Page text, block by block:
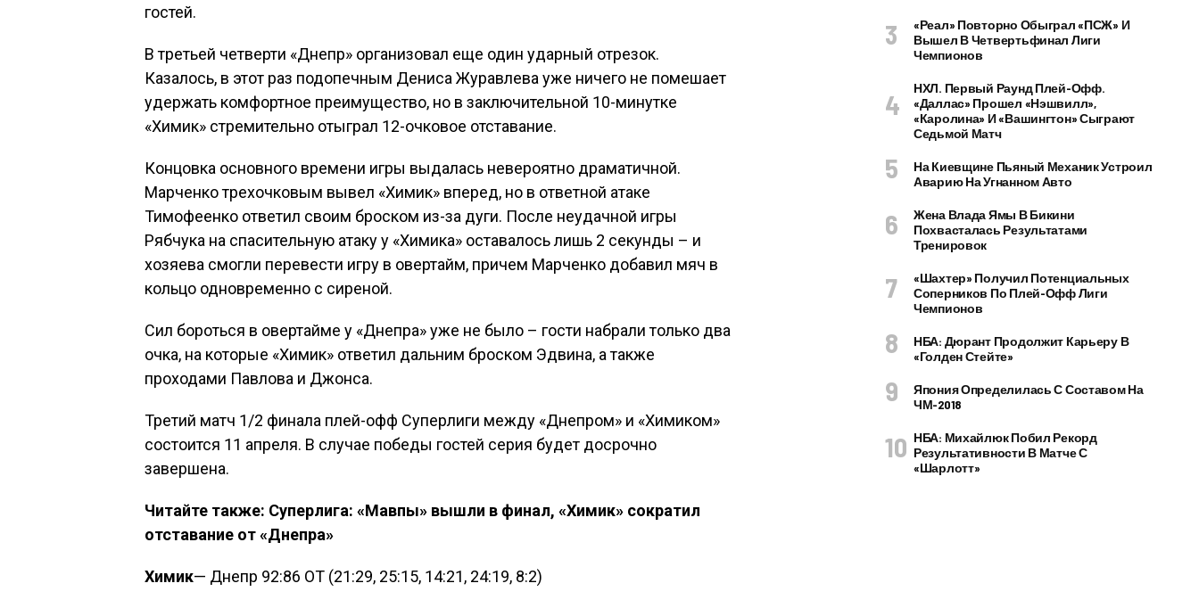
гостей.
В третьей четверти «Днепр» организовал еще один ударный отрезок.
Казалось, в этот раз подопечным Дениса Журавлева уже ничего не помешает
удержать комфортное преимущество, но в заключительной 10-минутке
«Химик» стремительно отыграл 12-очковое отставание.
Концовка основного времени игры выдалась невероятно драматичной.
Марченко трехочковым вывел «Химик» вперед, но в ответной атаке
Тимофеенко ответил своим броском из-за дуги. После неудачной игры
Рябчука на спасительную атаку у «Химика» оставалось лишь 2 секунды – и
хозяева смогли перевести игру в овертайм, причем Марченко добавил мяч в
кольцо одновременно с сиреной.
Сил бороться в овертайме у «Днепра» уже не было – гости набрали только два
очка, на которые «Химик» ответил дальним броском Эдвина, а также
проходами Павлова и Джонса.
Третий матч 1/2 финала плей-офф Суперлиги между «Днепром» и «Химиком»
состоится 11 апреля. В случае победы гостей серия будет досрочно
завершена.
Читайте также: Суперлига: «Мавпы» вышли в финал, «Химик» сократил
отставание от «Днепра»
Химик— Днепр 92:86 ОТ (21:29, 25:15, 14:21, 24:19, 8:2)
«Реал» Повторно Обыграл «ПСЖ» И
Вышел В Четвертьфинал Лиги
Чемпионов
НХЛ. Первый Раунд Плей-Офф.
«Даллас» Прошел «Нэшвилл»,
«Каролина» И «Вашингтон» Сыграют
Седьмой Матч
На Киевщине Пьяный Механик Устроил
Аварию На Угнанном Авто
Жена Влада Ямы В Бикини
Похвасталась Результатами
Тренировок
«Шахтер» Получил Потенциальных
Соперников По Плей-Офф Лиги
Чемпионов
НБА: Дюрант Продолжит Карьеру В
«Голден Стейте»
Япония Определилась С Составом На
ЧМ-2018
НБА: Михайлюк Побил Рекорд
Результативности В Матче С
«Шарлотт»